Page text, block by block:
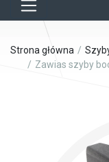
Strona główna
Zawias szyby